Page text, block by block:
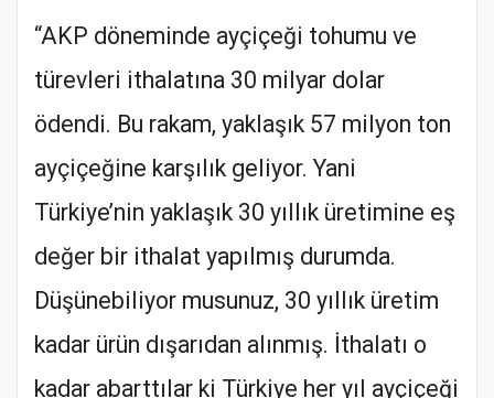
“AKP döneminde ayçiçeği tohumu ve
türevleri ithalatına 30 milyar dolar
ödendi. Bu rakam, yaklaşık 57 milyon ton
ayçiçeğine karşılık geliyor. Yani
Türkiye’nin yaklaşık 30 yıllık üretimine eş
değer bir ithalat yapılmış durumda.
Düşünebiliyor musunuz, 30 yıllık üretim
kadar ürün dışarıdan alınmış. İthalatı o
kadar abarttılar ki Türkiye her yıl ayçiçeği